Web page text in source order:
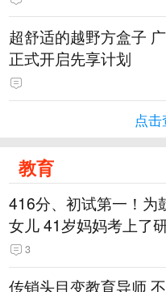
超舒适的越野方盒子
正式开启先享计划
点
教育
416分、初试第一！为
女儿 41岁妈妈考上了
3
传销头目变教育导师